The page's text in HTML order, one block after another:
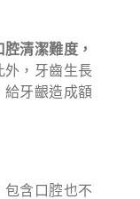
清潔難度，
外，牙齒生長
牙齦造成額
包含口腔也不